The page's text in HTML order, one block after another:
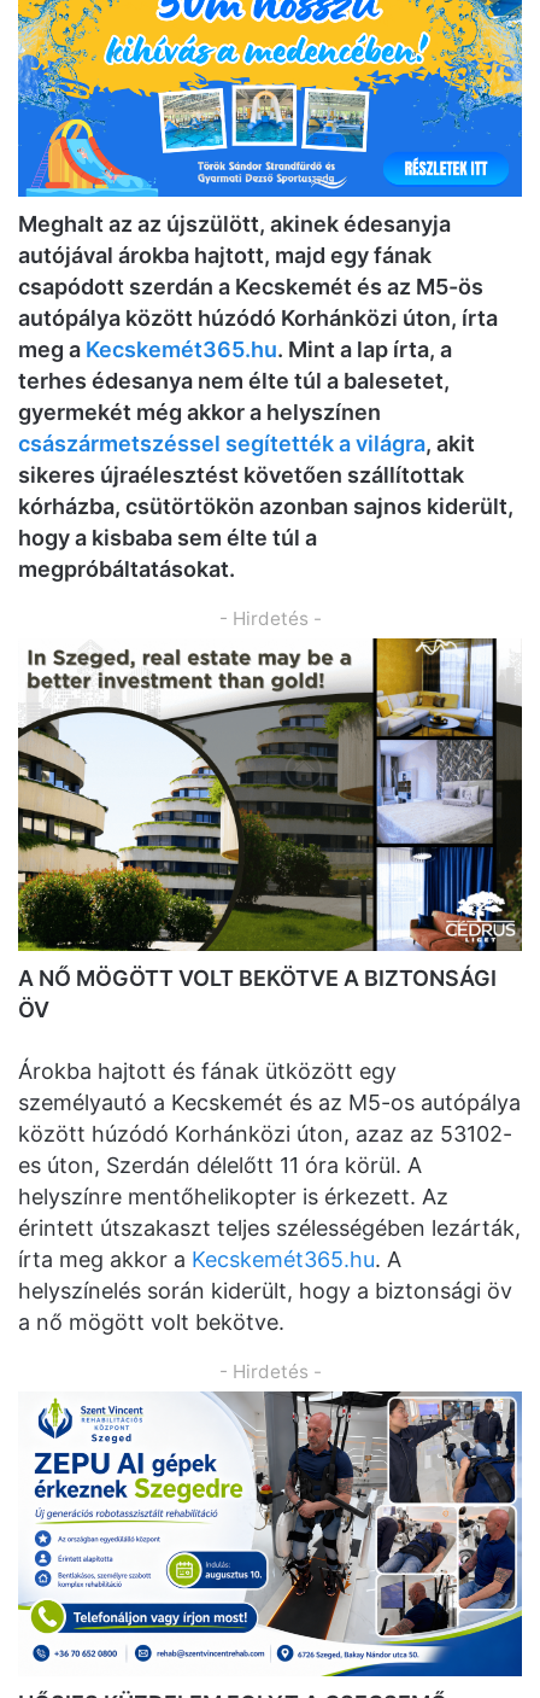
Meghalt az az újszülött, akinek édesanyja
autójával árokba hajtott, majd egy fának
csapódott szerdán a Kecskemét és az M5-ös
autópálya között húzódó Korhánközi úton, írta
meg a Kecskemét365.hu. Mint a lap írta, a
terhes édesanya nem élte túl a balesetet,
gyermekét még akkor a helyszínen
császármetszéssel segítették a világra, akit
sikeres újraélesztést követően szállítottak
kórházba, csütörtökön azonban sajnos kiderült,
hogy a kisbaba sem élte túl a
megpróbáltatásokat.
- Hirdetés -
A NŐ MÖGÖTT VOLT BEKÖTVE A BIZTONSÁGI
ÖV
Árokba hajtott és fának ütközött egy
személyautó a Kecskemét és az M5-os autópálya
között húzódó Korhánközi úton, azaz az 53102-
es úton, Szerdán délelőtt 11 óra körül. A
helyszínre mentőhelikopter is érkezett. Az
érintett útszakaszt teljes szélességében lezárták,
írta meg akkor a Kecskemét365.hu. A
helyszínelés során kiderült, hogy a biztonsági öv
a nő mögött volt bekötve.
- Hirdetés -